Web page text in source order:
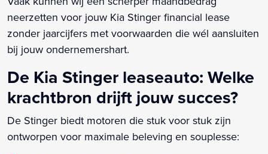
neerzetten voor jouw Kia Stinger financial lease
zonder jaarcijfers met voorwaarden die wél aansluiten
bij jouw ondernemershart.
De Kia Stinger leaseauto: Welke
krachtbron drijft jouw succes?
De Stinger biedt motoren die stuk voor stuk zijn
ontworpen voor maximale beleving en souplesse: